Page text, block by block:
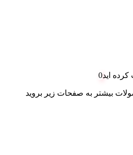
اید0
بیشتر به صفحات زیر بروید